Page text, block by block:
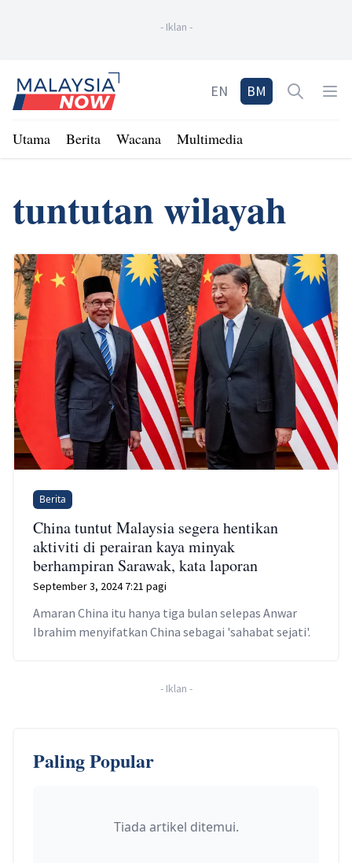
- Iklan -
Home
EN BM Open
Utama Berita Wacana Multimedia
tuntutan wilayah
Berita
China tuntut Malaysia segera hentikan
aktiviti di perairan kaya minyak
berhampiran Sarawak, kata laporan
September 3, 2024 7:21 pagi
Amaran China itu hanya tiga bulan selepas Anwar
Ibrahim menyifatkan China sebagai 'sahabat sejati'.
- Iklan -
Paling Popular
Tiada artikel ditemui.